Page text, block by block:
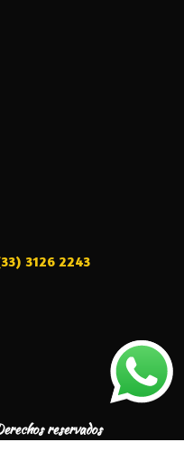
3126 2243
reservados
CHECKOUT